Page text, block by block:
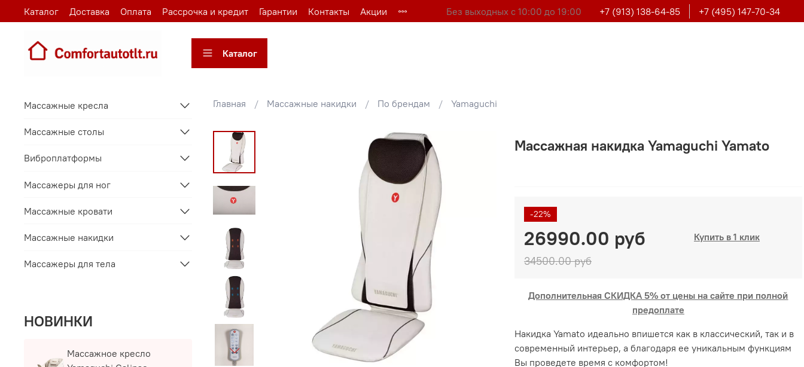
Каталог Доставка Оплата Рассрочка и кредит Гарантии Контакты Акции Без выходных с 10:00 до 19:00 +7 (913) 138-64-85 +7 (495) 147-70-34
Каталог
Главная Массажные накидки По брендам Yamaguchi
Массажная накидка Yamaguchi Yamato
-22%
26990.00 руб
34500.00 руб
Купить в 1 клик
Дополнительная СКИДКА 5% от цены на сайте при полной
предоплате
Накидка Yamato идеально впишется как в классический, так и в
современный интерьер, а благодаря ее уникальным функциям
Вы проведете время с комфортом!
Массажные кресла
Массажные столы
Виброплатформы
Массажеры для ног
Массажные кровати
Массажные накидки
Массажеры для тела
НОВИНКИ
Массажное кресло